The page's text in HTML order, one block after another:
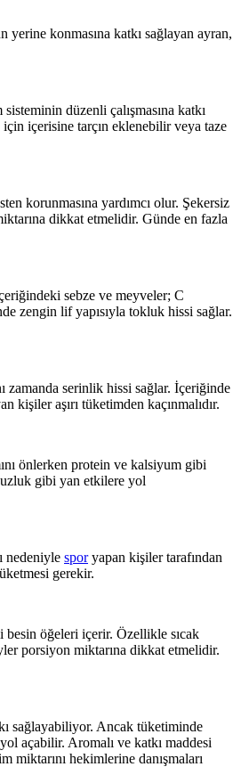
yerine konmasına katkı sağlayan ayran,
düzenli çalışmasına katkı
içerisine tarçın eklenebilir veya taze
korunmasına yardımcı olur. Şekersiz
dikkat etmelidir. Günde en fazla
sebze ve meyveler; C
zengin lif yapısıyla tokluk hissi sağlar.
zamanda serinlik hissi sağlar. İçeriğinde
kişiler aşırı tüketimden kaçınmalıdır.
önlerken protein ve kalsiyum gibi
gibi yan etkilere yol
nedeniyle sporyapan kişiler tarafından
gerekir.
öğeleri içerir. Özellikle sıcak
porsiyon miktarına dikkat etmelidir.
sağlayabiliyor. Ancak tüketiminde
açabilir. Aromalı ve katkı maddesi
miktarını hekimlerine danışmaları